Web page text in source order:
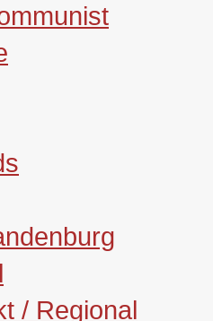
/ Regional